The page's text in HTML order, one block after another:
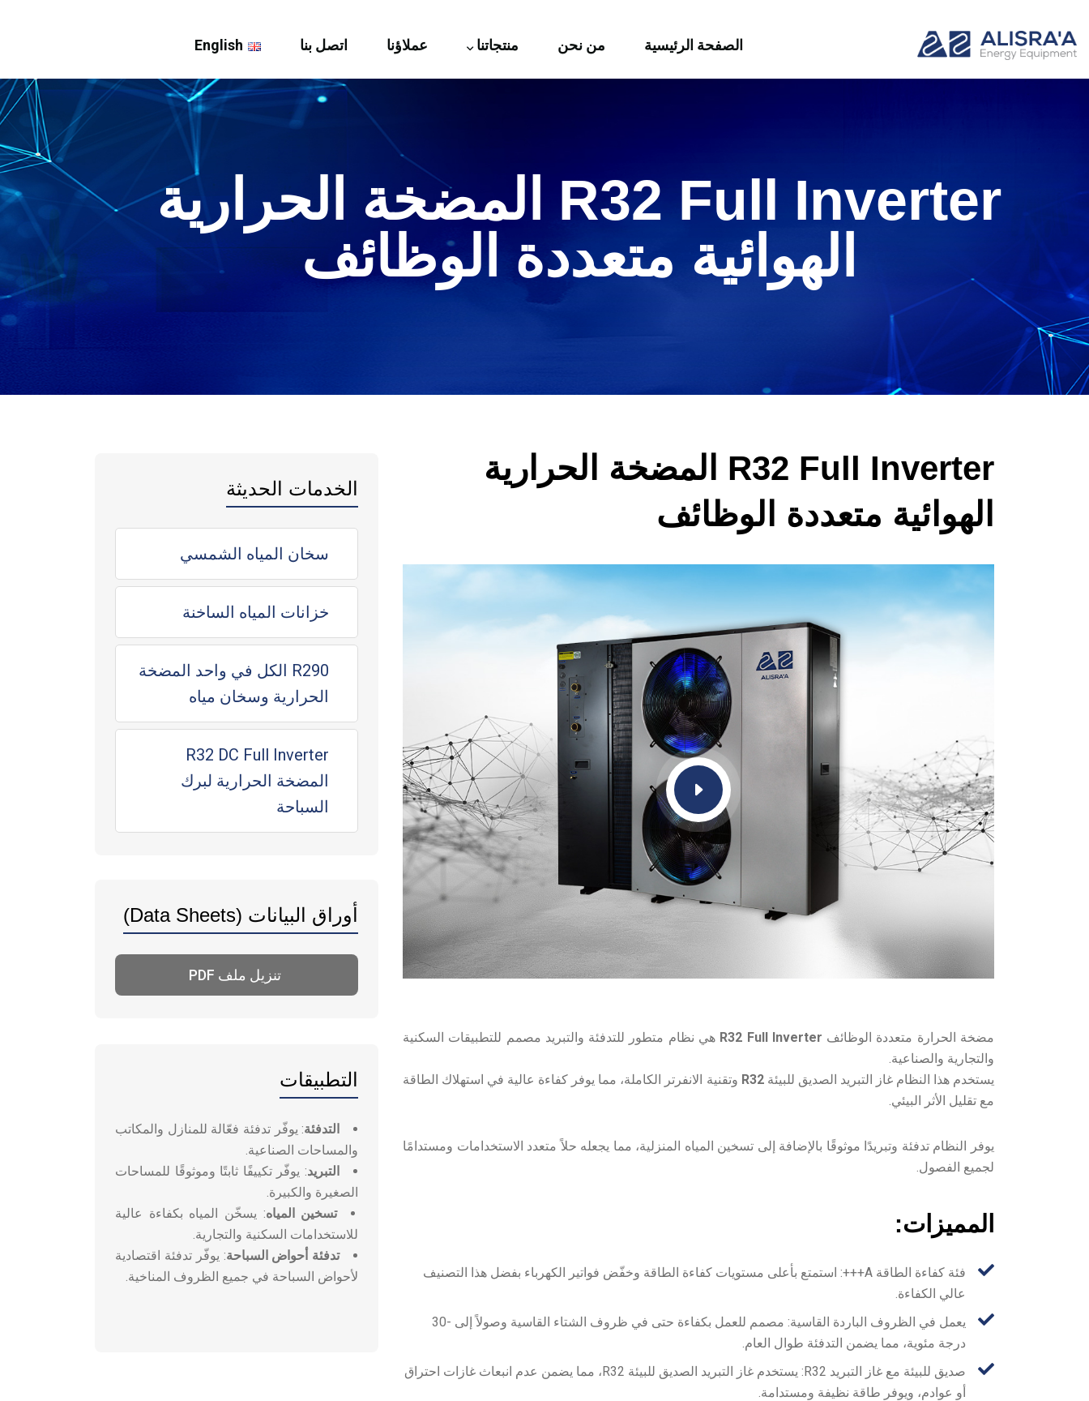
الصفحة الرئيسية من نحن منتجاتنا عملاؤنا اتصل بنا English
R32 Full Inverter المضخة الحرارية
الهوائية متعددة الوظائف
R32 Full Inverter المضخة الحرارية
الهوائية متعددة الوظائف
مضخة الحرارة متعددة الوظائف R32 Full Inverter هي نظام متطور للتدفئة والتبريد مصمم للتطبيقات السكنية
والتجارية والصناعية.
يستخدم هذا النظام غاز التبريد الصديق للبيئةR32 وتقنية الانفرتر الكاملة، مما يوفر كفاءة عالية في استهلاك الطاقة
مع تقليل الأثر البيئي.
يوفر النظام تدفئة وتبريدًا موثوقًا بالإضافة إلى تسخين المياه المنزلية، مما يجعله حلاً متعدد الاستخدامات ومستدامًا
لجميع الفصول.
المميزات:
فئة كفاءة الطاقة A+++: استمتع بأعلى مستويات كفاءة الطاقة وخفّض فواتير الكهرباء بفضل هذا التصنيف
عالي الكفاءة.
يعمل في الظروف الباردة القاسية: مصمم للعمل بكفاءة حتى في ظروف الشتاء القاسية وصولاً إلى -30
درجة مئوية، مما يضمن التدفئة طوال العام.
صديق للبيئة مع غاز التبريد R32: يستخدم غاز التبريد الصديق للبيئة R32، مما يضمن عدم انبعاث غازات احتراق
أو عوادم، ويوفر طاقة نظيفة ومستدامة.
الخدمات الحديثة
سخان المياه الشمسي
خزانات المياه الساخنة
R290 الكل في واحد المضخة
الحرارية وسخان مياه
R32 DC Full Inverter
المضخة الحرارية لبرك
السباحة
أوراق البيانات (Data Sheets)
تنزيل ملف PDF
التطبيقات
التدفئة: يوفّر تدفئة فعّالة للمنازل والمكاتب
والمساحات الصناعية.
التبريد: يوفّر تكييفًا ثابتًا وموثوقًا للمساحات
الصغيرة والكبيرة.
تسخين المياه: يسخّن المياه بكفاءة عالية
للاستخدامات السكنية والتجارية.
تدفئة أحواض السباحة: يوفّر تدفئة اقتصادية
لأحواض السباحة في جميع الظروف المناخية.